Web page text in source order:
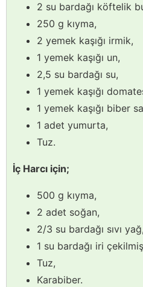
2 su bardağı köftelik
250 g kıyma,
2 yemek kaşığı irmik,
1 yemek kaşığı un,
2,5 su bardağı su,
1 yemek kaşığı
1 yemek kaşığı biber
1 adet yumurta,
Tuz.
İç Harcı için;
500 g kıyma,
2 adet soğan,
2/3 su bardağı sıvı yağ,
1 su bardağı iri
Tuz,
Karabiber.